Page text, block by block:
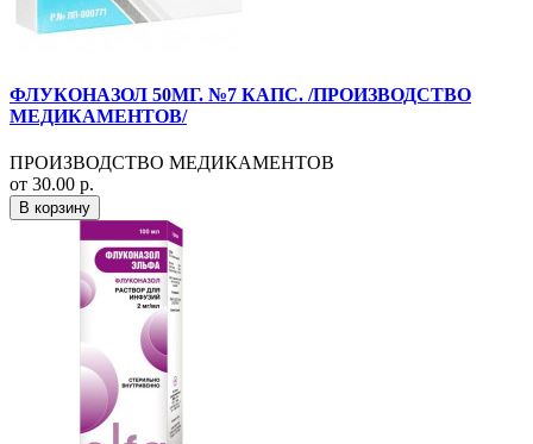
ФЛУКОНАЗОЛ 50МГ. №7 КАПС. /ПРОИЗВОДСТВО
МЕДИКАМЕНТОВ/
ПРОИЗВОДСТВО МЕДИКАМЕНТОВ
от 30.00 р.
В корзину